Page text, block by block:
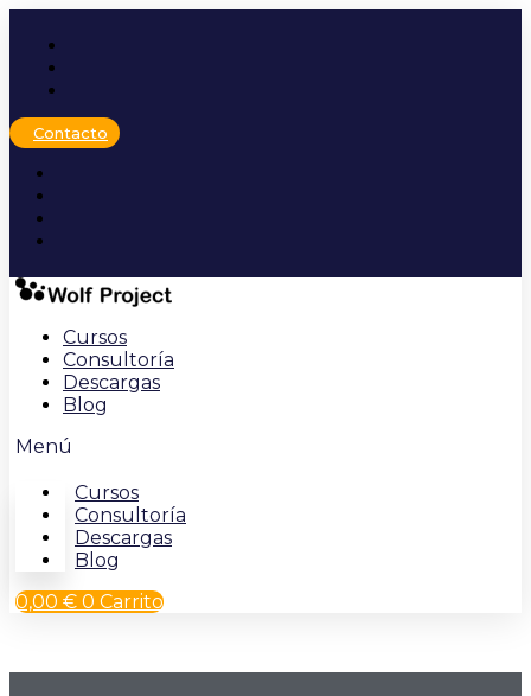
contenido
Contacto
Cursos
Consultoría
Descargas
Blog
Menú
Cursos
Consultoría
Descargas
Blog
0,00 € 0 Carrito